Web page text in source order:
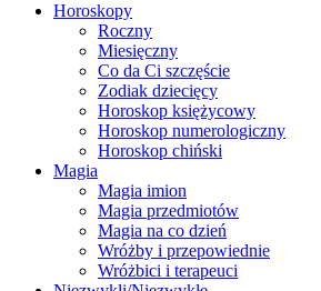
Horoskopy
Roczny
Miesięczny
Co da Ci szczęście
Zodiak dziecięcy
Horoskop księżycowy
Horoskop numerologiczny
Horoskop chiński
Magia
Magia imion
Magia przedmiotów
Magia na co dzień
Wróżby i przepowiednie
Wróżbici i terapeuci